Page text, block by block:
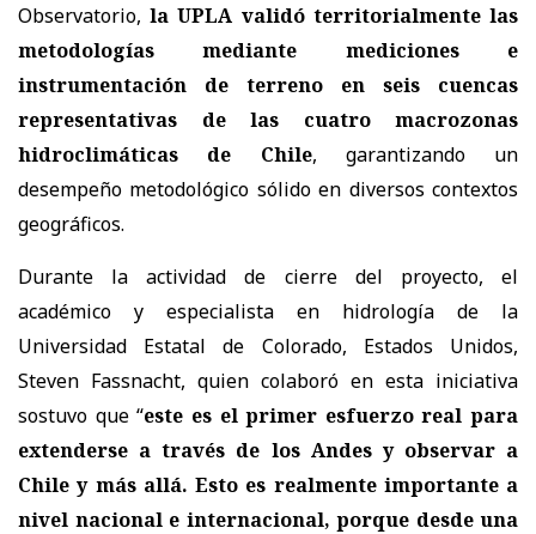
Observatorio, la UPLA validó territorialmente las
metodologías mediante mediciones e
instrumentación de terreno en seis cuencas
representativas de las cuatro macrozonas
hidroclimáticas de Chile, garantizando un
desempeño metodológico sólido en diversos contextos
geográficos.
Durante la actividad de cierre del proyecto, el
académico y especialista en hidrología de la
Universidad Estatal de Colorado, Estados Unidos,
Steven Fassnacht, quien colaboró en esta iniciativa
sostuvo que “este es el primer esfuerzo real para
extenderse a través de los Andes y observar a
Chile y más allá. Esto es realmente importante a
nivel nacional e internacional, porque desde una